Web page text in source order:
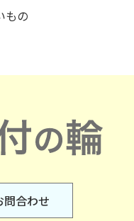
もの
問合わせ